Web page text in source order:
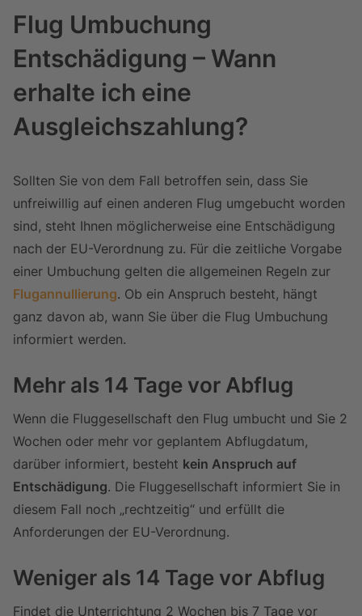
Flug Umbuchung
Entschädigung – Wann
erhalte ich eine
Ausgleichszahlung?
Sollten Sie von dem Fall betroffen sein, dass Sie
unfreiwillig auf einen anderen Flug umgebucht worden
sind, steht Ihnen möglicherweise eine Entschädigung
nach der EU-Verordnung zu. Für die zeitliche Vorgabe
einer Umbuchung gelten die allgemeinen Regeln zur
Flugannullierung. Ob ein Anspruch besteht, hängt
ganz davon ab, wann Sie über die Flug Umbuchung
informiert werden.
Mehr als 14 Tage vor Abflug
Wenn die Fluggesellschaft den Flug umbucht und Sie 2
Wochen oder mehr vor geplantem Abflugdatum,
darüber informiert, besteht kein Anspruch auf
Entschädigung. Die Fluggesellschaft informiert Sie in
diesem Fall noch „rechtzeitig“ und erfüllt die
Anforderungen der EU-Verordnung.
Weniger als 14 Tage vor Abflug
Findet die Unterrichtung 2 Wochen bis 7 Tage vor